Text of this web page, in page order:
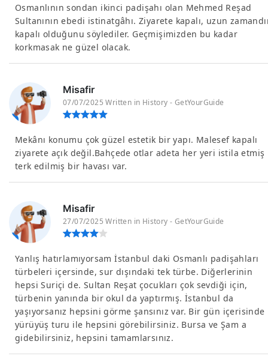
Osmanlının sondan ikinci padişahı olan Mehmed Reşad
Sultanının ebedi istinatgâhı. Ziyarete kapalı, uzun
kapalı olduğunu söylediler. Geçmişimizden bu kadar
korkmasak ne güzel olacak.
Misafir
07/07/2025 Written in History - GetYourGuide
Mekânı konumu çok güzel estetik bir yapı. Malesef kapalı
ziyarete açık değil.Bahçede otlar adeta her yeri istila etmiş
terk edilmiş bir havası var.
Misafir
27/07/2025 Written in History - GetYourGuide
Yanlış hatırlamıyorsam İstanbul daki Osmanlı padişahları
türbeleri içersinde, sur dışındaki tek türbe. Diğerlerinin
hepsi Suriçi de. Sultan Reşat çocukları çok sevdiği için,
türbenin yanında bir okul da yaptırmış. İstanbul da
yaşıyorsanız hepsini görme şansınız var. Bir gün içerisinde
yürüyüş turu ile hepsini görebilirsiniz. Bursa ve Şam a
gidebilirsiniz, hepsini tamamlarsınız.